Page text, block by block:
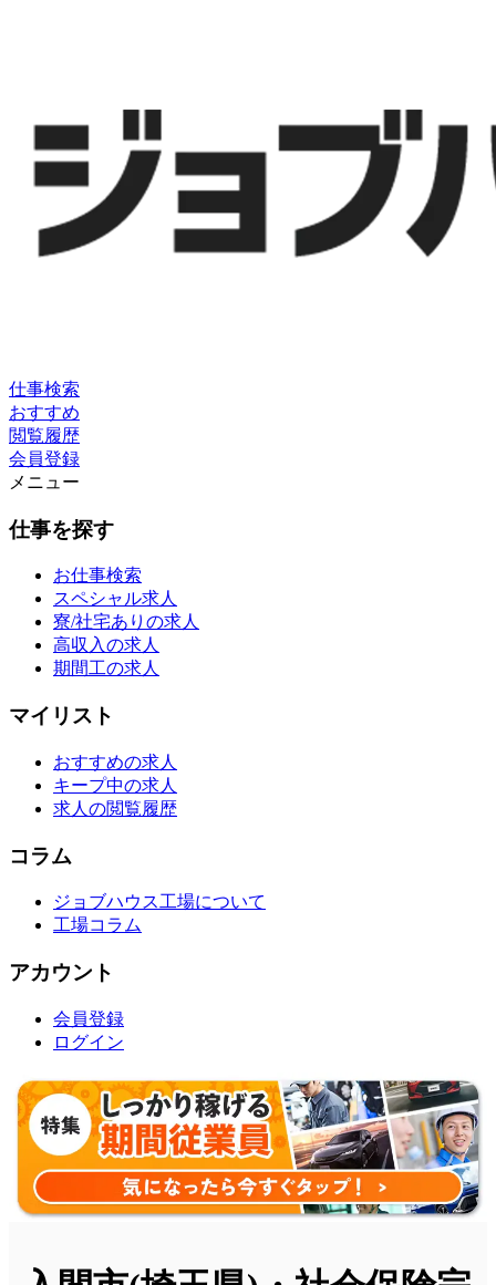
仕事検索
おすすめ
閲覧履歴
会員登録
メニュー
仕事を探す
お仕事検索
スペシャル求人
寮/社宅ありの求人
高収入の求人
期間工の求人
マイリスト
おすすめの求人
キープ中の求人
求人の閲覧履歴
コラム
ジョブハウス工場について
工場コラム
アカウント
会員登録
ログイン